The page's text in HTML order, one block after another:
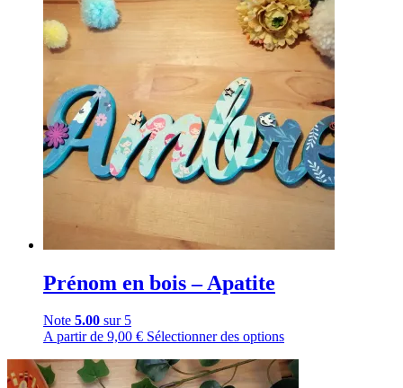
Prénom en bois – Apatite
Note 5.00 sur 5
A partir de 9,00 € Sélectionner des options